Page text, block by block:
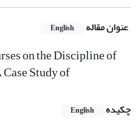
عنوان مقاله English
on the Discipline of
Study of
چکیده English